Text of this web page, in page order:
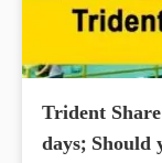
Trident
days; Should